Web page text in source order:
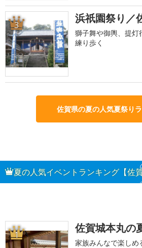
3 浜祇園祭り／
獅子舞や御輿、提灯
練り歩く
佐賀県の夏の人気夏祭り
夏の人気イベントランキング【佐賀
1 佐賀城本丸の
家族みんなで楽しめ